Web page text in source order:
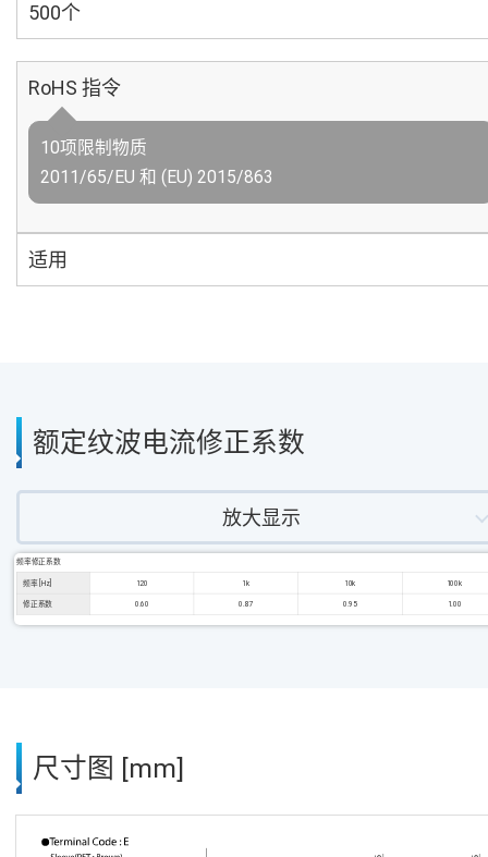
500个
RoHS 指令
10项限制物质
2011/65/EU 和 (EU) 2015/863
适用
额定纹波电流修正系数
放大显示
频率修正系数
频率 [Hz] 120 1k 10k 100k
修正系数 0.60 0.87 0.95 1.00
尺寸图 [mm]